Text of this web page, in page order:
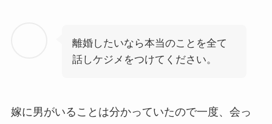
離婚したいなら本当のことを全て
話しケジメをつけてください。
嫁に男がいることは分かっていたので一度、会っ